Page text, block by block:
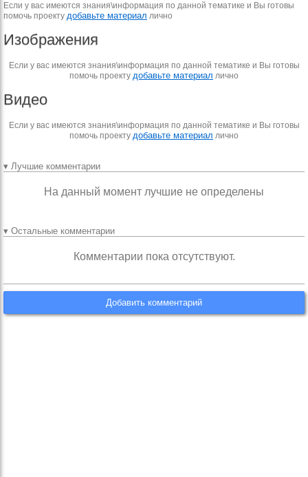
Если у вас имеются знания\информация по данной тематике и Вы готовы
помочь проекту добавьте материал лично
Изображения
Если у вас имеются знания\информация по данной тематике и Вы готовы
помочь проекту добавьте материал лично
Видео
Если у вас имеются знания\информация по данной тематике и Вы готовы
помочь проекту добавьте материал лично
▾ Лучшие комментарии
На данный момент лучшие не определены
▾ Остальные комментарии
Комментарии пока отсутствуют.
Добавить комментарий